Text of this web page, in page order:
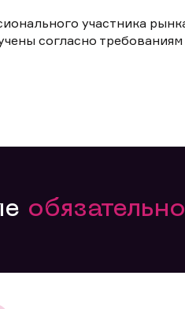
участника
согласно требованиям